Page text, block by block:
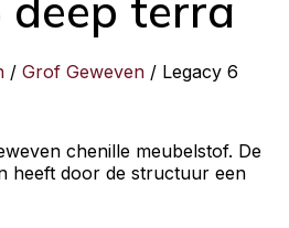
deep terra
/ Grof Geweven / Legacy 6
chenille meubelstof. De
heeft door de structuur een